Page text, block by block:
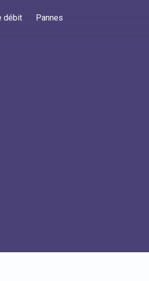
débit Pannes